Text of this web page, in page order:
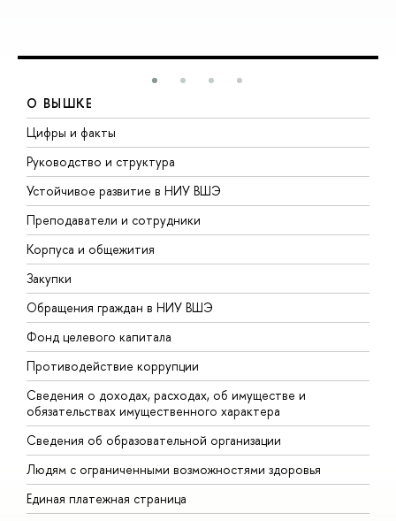
О ВЫШКЕ
Цифры и факты
Руководство и структура
Устойчивое развитие в НИУ ВШЭ
Преподаватели и сотрудники
Корпуса и общежития
Закупки
Обращения граждан в НИУ ВШЭ
Фонд целевого капитала
Противодействие коррупции
Сведения о доходах, расходах, об имуществе и
обязательствах имущественного характера
Сведения об образовательной организации
Людям с ограниченными возможностями здоровья
Единая платежная страница